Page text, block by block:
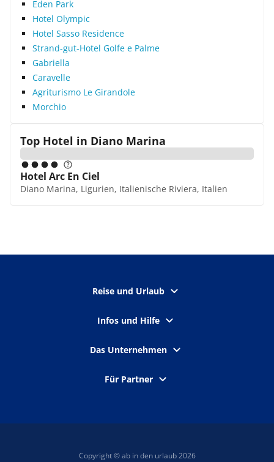
Eden Park
Hotel Olympic
Hotel Sasso Residence
Strand-gut-Hotel Golfe e Palme
Gabriella
Caravelle
Agriturismo Le Girandole
Morchio
Top Hotel in Diano Marina
Hotel Arc En Ciel
Diano Marina, Ligurien, Italienische Riviera, Italien
Reise und Urlaub
Infos und Hilfe
Das Unternehmen
Für Partner
Copyright © ab in den urlaub 2026